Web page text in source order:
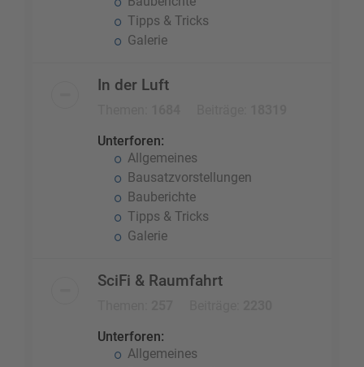
Tipps & Tricks
Galerie
In der Luft
Unterforen:
Allgemeines
Bausatzvorstellungen
Bauberichte
Tipps & Tricks
Galerie
SciFi & Raumfahrt
Unterforen:
Allgemeines